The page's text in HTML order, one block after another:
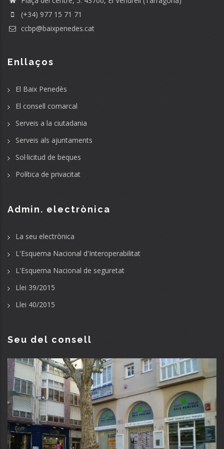
(+34) 977 15 71 71
ccbp@baixpenedes.cat
Enllaços
El Baix Penedès
El consell comarcal
Serveis a la ciutadania
Serveis als ajuntaments
Sol·licitud de beques
Política de privacitat
Admin. electrònica
La seu electrònica
L'Esquema Nacional d'Interoperabilitat
L'Esquema Nacional de seguretat
Llei 39/2015
Llei 40/2015
Seu del consell